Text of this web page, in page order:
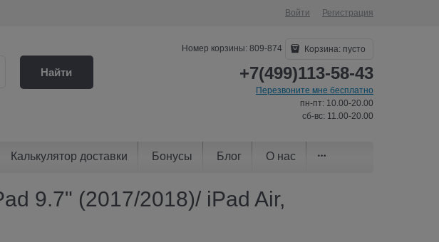
Войти Регистрация
Найти
Номер корзины: 809-874 Корзина: пусто
+7(499)113-58-43
Перезвоните мне бесплатно
пн-пт: 10.00-20.00
сб-вс: 11.00-20.00
Калькулятор доставки Бонусы Блог О нас
9.7" (2017/2018)/ iPad Air,